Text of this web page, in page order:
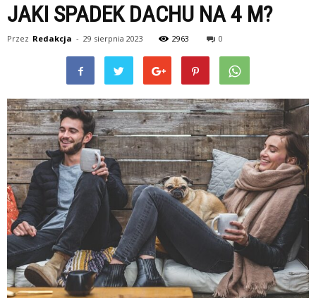
JAKI SPADEK DACHU NA 4 M?
Przez Redakcja - 29 sierpnia 2023 2963 0